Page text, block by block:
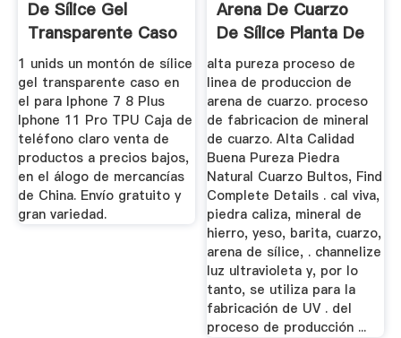
De Sílice Gel
Transparente Caso
En El ...
1 unids un montón de sílice
gel transparente caso en
el para Iphone 7 8 Plus
Iphone 11 Pro TPU Caja de
teléfono claro venta de
productos a precios bajos,
en el álogo de mercancías
de China. Envío gratuito y
gran variedad.
Arena De Cuarzo
De Sílice Planta De
...
alta pureza proceso de
linea de produccion de
arena de cuarzo. proceso
de fabricacion de mineral
de cuarzo. Alta Calidad
Buena Pureza Piedra
Natural Cuarzo Bultos, Find
Complete Details . cal viva,
piedra caliza, mineral de
hierro, yeso, barita, cuarzo,
arena de sílice, . channelize
luz ultravioleta y, por lo
tanto, se utiliza para la
fabricación de UV . del
proceso de producción ...